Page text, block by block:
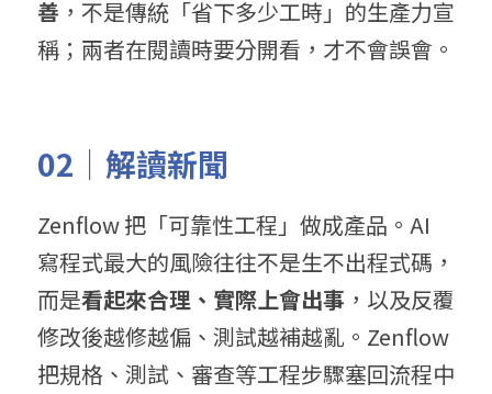
善 ，不是傳統「省下多少工時」的生產力宣
稱；兩者在閱讀時要分開看，才不會誤會。
02｜解讀新聞
Zenflow 把「可靠性工程」做成產品。AI
寫程式最大的風險往往不是生不出程式碼，
而是看起來合理、實際上會出事 ，以及反覆
修改後越修越偏、測試越補越亂。Zenflow
把規格、測試、審查等工程步驟塞回流程中